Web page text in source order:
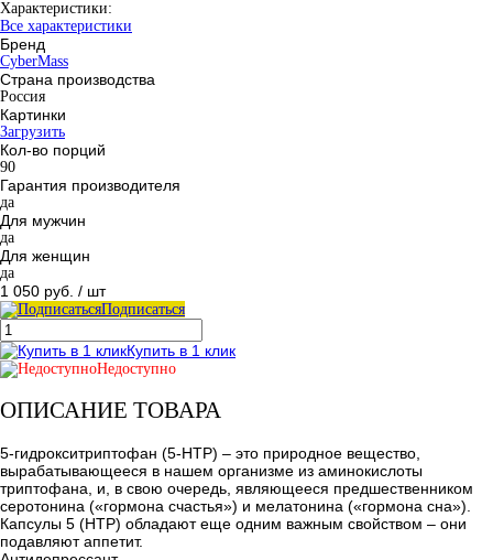
Характеристики:
Все характеристики
Бренд
CyberMass
Страна производства
Россия
Картинки
Загрузить
Кол-во порций
90
Гарантия производителя
да
Для мужчин
да
Для женщин
да
1 050 руб. / шт
Подписаться
Купить в 1 клик
Недоступно
ОПИСАНИЕ ТОВАРА
5-гидрокситриптофан (5-HTP) – это природное вещество,
вырабатывающееся в нашем организме из аминокислоты
триптофана, и, в свою очередь, являющееся предшественником
серотонина («гормона счастья») и мелатонина («гормона сна»).
Капсулы 5 (HTP) обладают еще одним важным свойством – они
подавляют аппетит.